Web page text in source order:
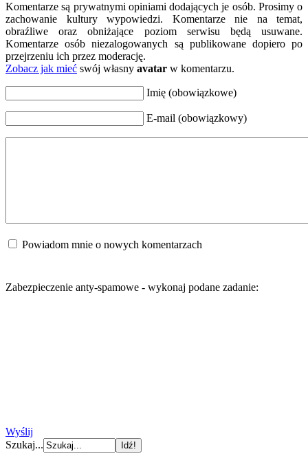
Komentarze są prywatnymi opiniami dodających je osób. Prosimy o
zachowanie kultury wypowiedzi. Komentarze nie na temat,
obraźliwe oraz obniżające poziom serwisu będą usuwane.
Komentarze osób niezalogowanych są publikowane dopiero po
przejrzeniu ich przez moderację.
Zobacz jak mieć swój własny avatar w komentarzu.
Imię (obowiązkowe)
E-mail (obowiązkowy)
Powiadom mnie o nowych komentarzach
Zabezpieczenie anty-spamowe - wykonaj podane zadanie:
Wyślij
Szukaj...